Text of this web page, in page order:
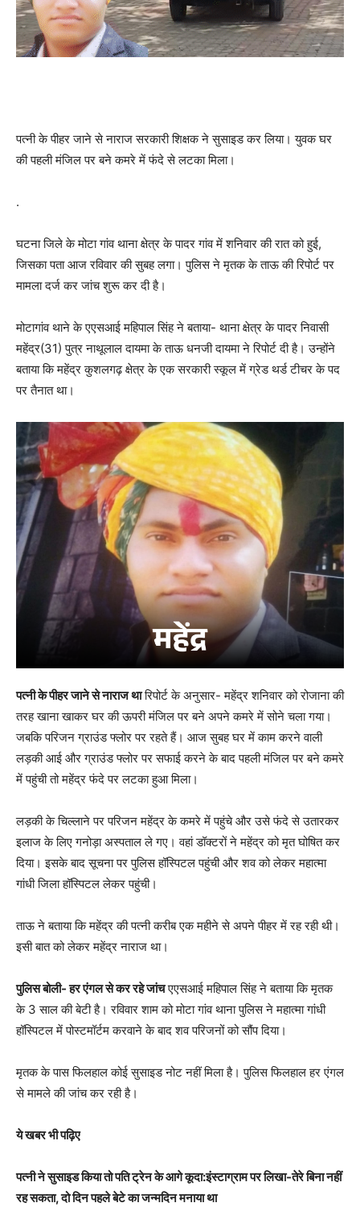
पत्नी के पीहर जाने से नाराज सरकारी शिक्षक ने सुसाइड कर लिया। युवक घर
की पहली मंजिल पर बने कमरे में फंदे से लटका मिला।
.
घटना जिले के मोटा गांव थाना क्षेत्र के पादर गांव में शनिवार की रात को हुई,
जिसका पता आज रविवार की सुबह लगा। पुलिस ने मृतक के ताऊ की रिपोर्ट पर
मामला दर्ज कर जांच शुरू कर दी है।
​मोटागांव थाने के एएसआई महिपाल सिंह ने बताया- थाना क्षेत्र के पादर निवासी
महेंद्र(31) पुत्र नाथूलाल दायमा के ताऊ धनजी दायमा ने रिपोर्ट दी है। उन्होंने
बताया कि महेंद्र कुशलगढ़ क्षेत्र के एक सरकारी स्कूल में ग्रेड थर्ड टीचर के पद
पर तैनात था।
पत्नी के पीहर जाने से नाराज थारिपोर्ट के अनुसार- महेंद्र शनिवार को रोजाना की
तरह खाना खाकर घर की ऊपरी मंजिल पर बने अपने कमरे में सोने चला गया।
जबकि परिजन ग्राउंड फ्लोर पर रहते हैं। आज सुबह घर में काम करने वाली
लड़की आई और ग्राउंड फ्लोर पर सफाई करने के बाद पहली मंजिल पर बने कमरे
में पहुंची तो महेंद्र फंदे पर लटका हुआ मिला।
लड़की के चिल्लाने पर परिजन महेंद्र के कमरे में पहुंचे और उसे फंदे से उतारकर
इलाज के लिए गनोड़ा अस्पताल ले गए। वहां डॉक्टरों ने महेंद्र को मृत घोषित कर
दिया। इसके बाद सूचना पर पुलिस हॉस्पिटल पहुंची और शव को लेकर महात्मा
गांधी जिला हॉस्पिटल लेकर पहुंची।
​ताऊ ने बताया कि महेंद्र की पत्नी करीब एक महीने से अपने पीहर में रह रही थी।
इसी बात को लेकर महेंद्र नाराज था।
पुलिस बोली- हर एंगल से कर रहे जांचएएसआई महिपाल सिंह ने बताया कि मृतक
के 3 साल की बेटी है। रविवार शाम को मोटा गांव थाना पुलिस ने महात्मा गांधी
हॉस्पिटल में पोस्टमॉर्टम करवाने के बाद शव परिजनों को सौंप दिया।
मृतक के पास फिलहाल कोई सुसाइड नोट नहीं मिला है। पुलिस फिलहाल हर एंगल
से मामले की जांच कर रही है।
ये खबर भी पढ़िए
पत्नी ने सुसाइड किया तो पति ट्रेन के आगे कूदा:इंस्टाग्राम पर लिखा-तेरे बिना नहीं
रह सकता, दो दिन पहले बेटे का जन्मदिन मनाया था